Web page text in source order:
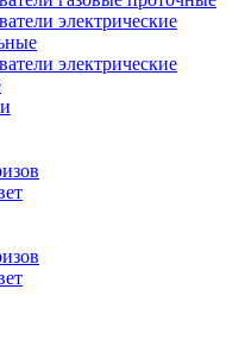
электрические
электрические